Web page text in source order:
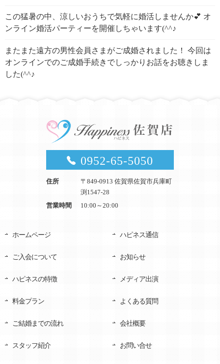
この猛暑の中、涼しいおうちで気軽に婚活しませんか💕 オ
ンライン婚活パーティーを開催しちゃいます(^^♪
またまた遠方の男性会員さまがご成婚されました！ 今回は
オンラインでのご成婚手続きでしっかりお話をお聴きしま
した(^^♪
0952-65-5050
住所
〒849-0913 佐賀県佐賀市兵庫町
渕1547-28
営業時間
10:00～20:00
ホームページ
ご入会について
ハピネスの特徴
料金プラン
ご結婚までの流れ
スタッフ紹介
ハピネス通信
お知らせ
メディア出演
よくある質問
会社概要
お問い合せ